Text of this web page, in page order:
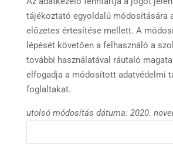
tájékoztató egyoldalú módosítására
előzetes értesítése mellett. A
lépését követően a felhasználó a
további használatával ráutaló
elfogadja a módosított adatvédelmi
foglaltakat.
utolsó módosítás dátuma: 2020.